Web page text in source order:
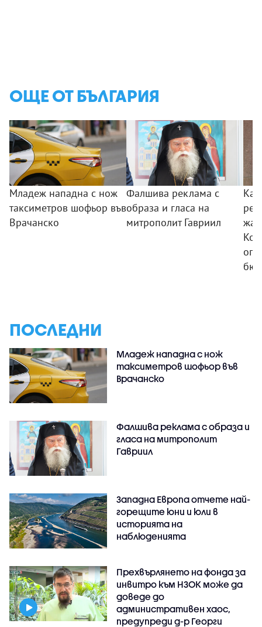
ОЩЕ ОТ БЪЛГАРИЯ
Младеж нападна с нож
таксиметров шофьор във
Врачанско
Фалшива реклама с
образа и гласа на
митрополит Гавриил
ПОСЛЕДНИ
Младеж нападна с нож
таксиметров шофьор във
Врачанско
Фалшива реклама с образа и
гласа на митрополит
Гавриил
Западна Европа отчете най-
горещите юни и юли в
историята на
наблюденията
Прехвърлянето на фонда за
инвитро към НЗОК може да
доведе до
административен хаос,
предупреди д-р Георги